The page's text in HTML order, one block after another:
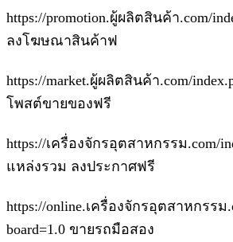
https://promotion.ผู้ผลิตสินค้า.com/
ลงโฆษณาสินค้าฟ
https://market.ผู้ผลิตสินค้า.com/
โพสต์ขายของฟรี
https://เครื่องจักรอุตสาหกรรม.com/
แหล่งรวม ลงประกาศฟรี
https://online.เครื่องจักรอุตสาหกรรม
board=1.0 ขายรถมือสอง